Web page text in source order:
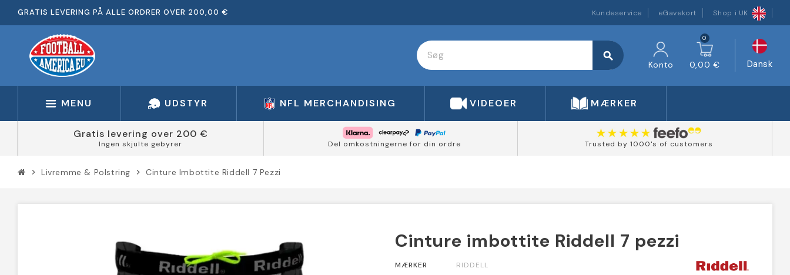
GRATIS LEVERING PÅ ALLE ORDRER OVER 200,00 € Kundeservice eGavekort Shop i UK
search
Konto
0
0,00 € Dansk
MENU UDSTYR NFL MERCHANDISING VIDEOER MÆRKER
Gratis levering over 200 €
Ingen skjulte gebyrer Del omkostningerne for din ordre Trusted by 1000's of customers
chevron_right Livremme & Polstring chevron_right Cinture Imbottite Riddell 7 Pezzi
Cinture imbottite Riddell 7 pezzi
MÆRKER
RIDDELL